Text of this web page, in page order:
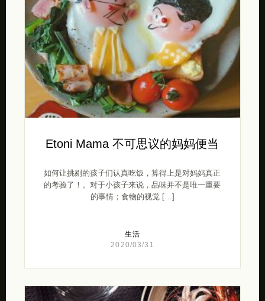
Etoni Mama 不可思议的妈妈便当
如何让挑剔的孩子们认真吃饭，算得上是对妈妈真正
的考验了！。对于小孩子来说，品味并不是唯一重要
的事情；食物的视觉 […]
生活
2020/03/31